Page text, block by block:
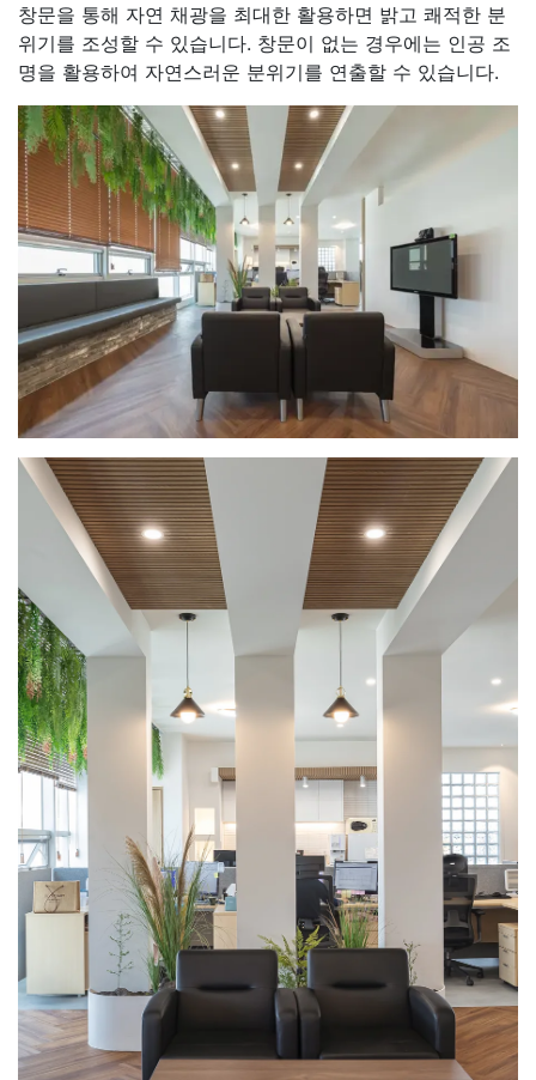
창문을 통해 자연 채광을 최대한 활용하면 밝고 쾌적한 분
위기를 조성할 수 있습니다. 창문이 없는 경우에는 인공 조
명을 활용하여 자연스러운 분위기를 연출할 수 있습니다.